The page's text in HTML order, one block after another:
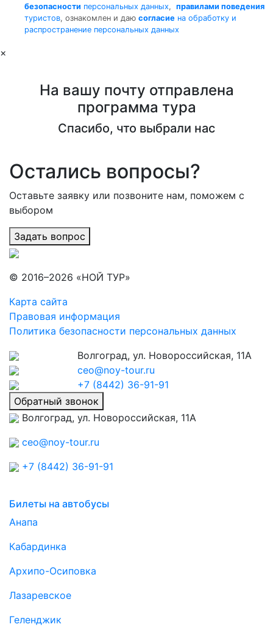
безопасности персональных данных, правилами поведения
туристов, ознакомлен и даю согласие на обработку и
распространение персональных данных
×
На вашу почту отправлена
программа тура
Спасибо, что выбрали нас
Остались вопросы?
Оставьте заявку или позвоните нам, поможем с
выбором
Задать вопрос
© 2016–2026 «НОЙ ТУР»
Карта сайта
Правовая информация
Политика безопасности персональных данных
Волгоград, ул. Новороссийская, 11А
ceo@noy-tour.ru
+7 (8442) 36-91-91
Обратный звонок
Волгоград, ул. Новороссийская, 11А
ceo@noy-tour.ru
+7 (8442) 36-91-91
Билеты на автобусы
Анапа
Кабардинка
Архипо-Осиповка
Лазаревское
Геленджик